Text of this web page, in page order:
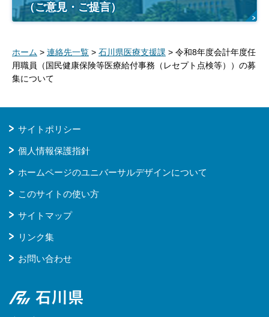
（ご意見・ご提言）
ホーム > 連絡先一覧 > 石川県医療支援課 > 令和8年度会計年度任
用職員（国民健康保険等医療給付事務（レセプト点検等））の募
集について
サイトポリシー
個人情報保護指針
ホームページのユニバーサルデザインについて
このサイトの使い方
サイトマップ
リンク集
お問い合わせ
石川県